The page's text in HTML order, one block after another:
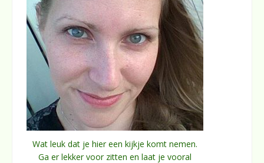
Wat leuk dat je hier een kijkje komt nemen.
Ga er lekker voor zitten en laat je vooral